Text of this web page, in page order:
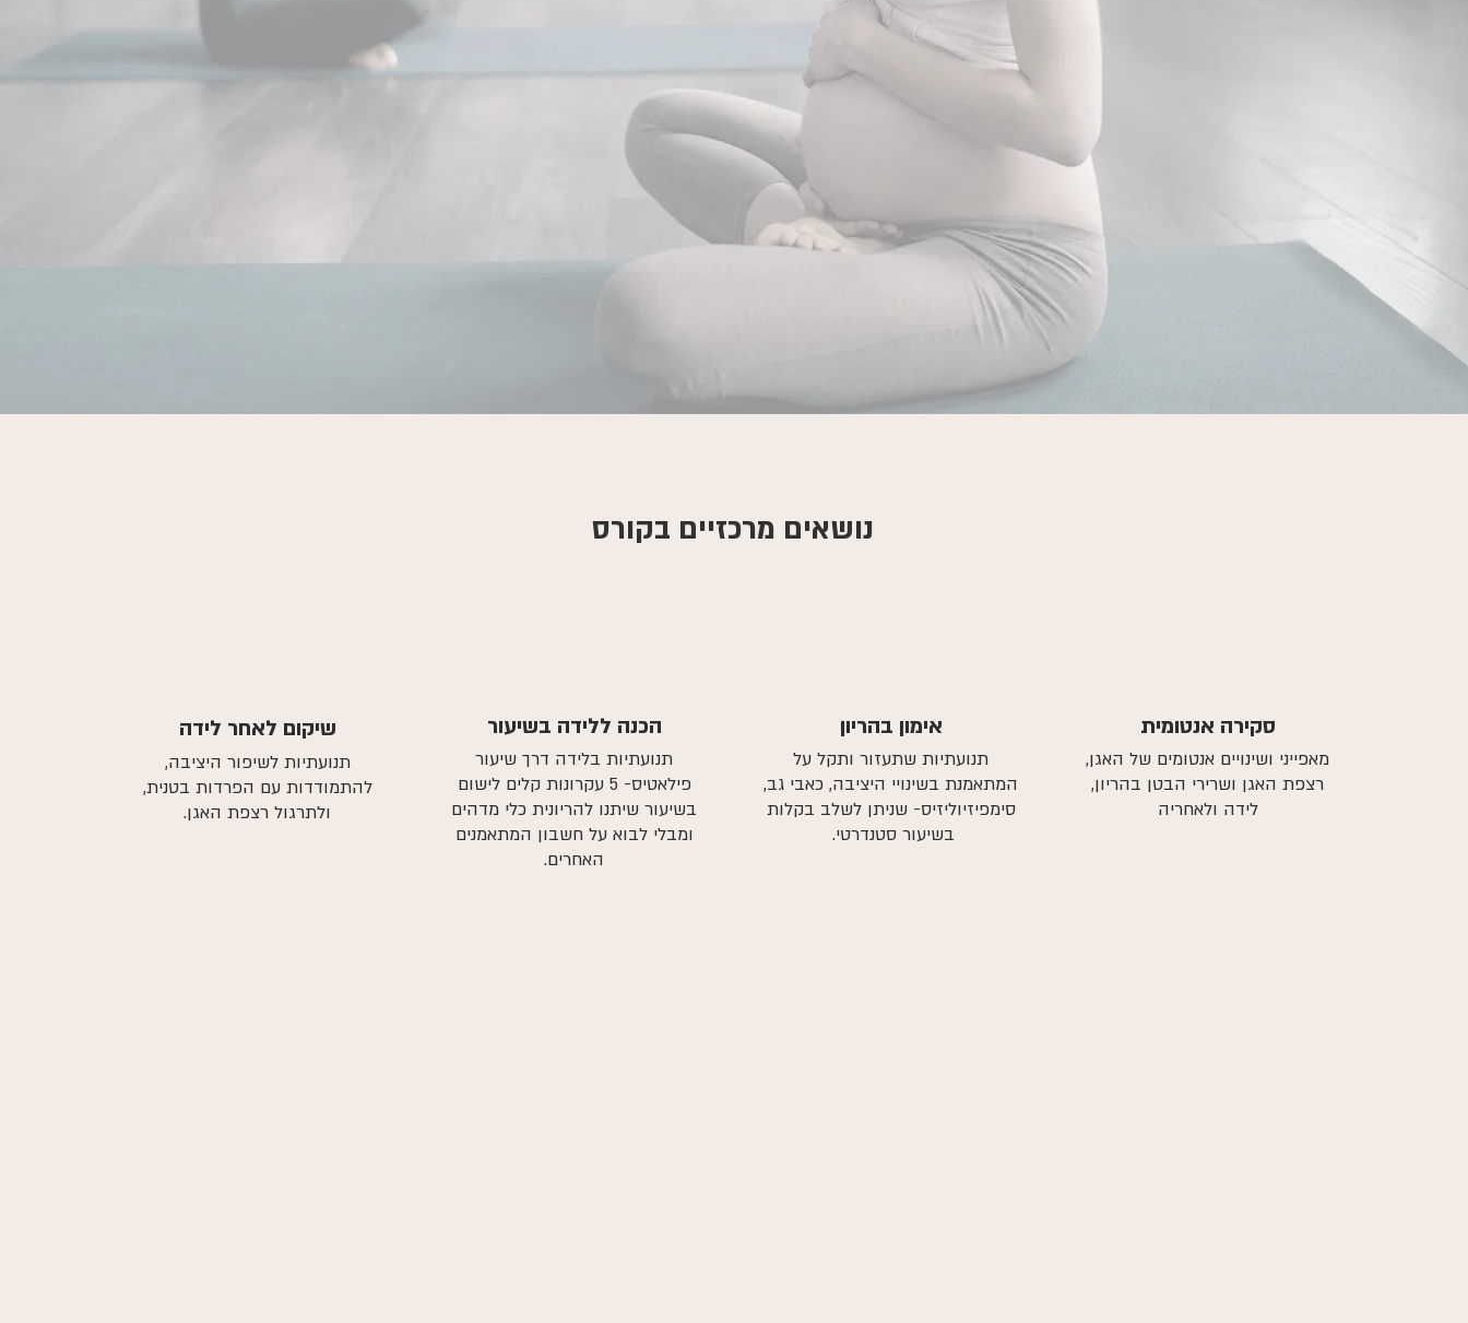
נושאים מרכזיים בקורס
סקירה אנטומית
מאפייני ושינויים אנטומים של האגן,
רצפת האגן ושרירי הבטן בהריון,
לידה ולאחריה
אימון בהריון
תנועתיות שתעזור ותקל על
המתאמנת בשינויי היציבה, כאבי גב,
סימפיזיוליזיס- שניתן לשלב בקלות
בשיעור סטנדרטי.
הכנה ללידה בשיעור
תנועתיות בלידה דרך שיעור
פילאטיס- 5 עקרונות קלים לישום
בשיעור שיתנו להריונית כלי מדהים
ומבלי לבוא על חשבון המתאמנים
האחרים.
שיקום לאחר לידה
תנועתיות לשיפור היציבה,
להתמודדות עם הפרדות בטנית,
ולתרגול רצפת האגן.